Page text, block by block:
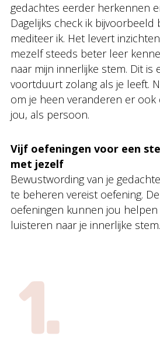
gedachtes eerder herkennen
Dagelijks check ik bijvoorbeeld
mediteer ik. Het levert
mezelf steeds beter leer
naar mijn innerlijke stem. Dit is
voortduurt zolang als je leeft.
om je heen veranderen er ook
jou, als persoon.
Vijf oefeningen voor een
met jezelf
Bewustwording van je
te beheren vereist oefening.
oefeningen kunnen jou
luisteren naar je innerlijke stem.